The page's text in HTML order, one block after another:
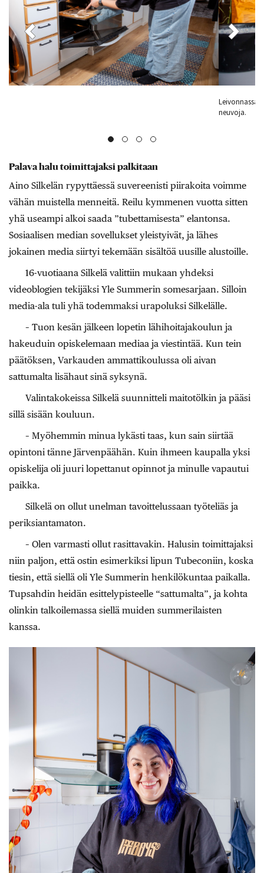
Leivonnassa Aino Silkelä noudattaa 93-vuotiaan mummonsa Lahjan
Palava halu toimittajaksi palkitaan
Aino Silkelän rypyttäessä suvereenisti piirakoita voimme
vähän muistella menneitä. Reilu kymmenen vuotta sitten
yhä useampi alkoi saada ”tubettamisesta” elantonsa.
Sosiaalisen median sovellukset yleistyivät, ja lähes
jokainen media siirtyi tekemään sisältöä uusille alustoille.
16-vuotiaana Silkelä valittiin mukaan yhdeksi
videoblogien tekijäksi Yle Summerin somesarjaan. Silloin
media-ala tuli yhä todemmaksi urapoluksi Silkelälle.
– Tuon kesän jälkeen lopetin lähihoitajakoulun ja
hakeuduin opiskelemaan mediaa ja viestintää. Kun tein
päätöksen, Varkauden ammattikoulussa oli aivan
sattumalta lisähaut sinä syksynä.
Valintakokeissa Silkelä suunnitteli maitotölkin ja pääsi
sillä sisään kouluun.
– Myöhemmin minua lykästi taas, kun sain siirtää
opintoni tänne Järvenpäähän. Kuin ihmeen kaupalla yksi
opiskelija oli juuri lopettanut opinnot ja minulle vapautui
paikka.
Silkelä on ollut unelman tavoittelussaan työteliäs ja
periksiantamaton.
– Olen varmasti ollut rasittavakin. Halusin toimittajaksi
niin paljon, että ostin esimerkiksi lipun Tubeconiin, koska
tiesin, että siellä oli Yle Summerin henkilökuntaa paikalla.
Tupsahdin heidän esittelypisteelle “sattumalta”, ja kohta
olinkin talkoilemassa siellä muiden summerilaisten
kanssa.